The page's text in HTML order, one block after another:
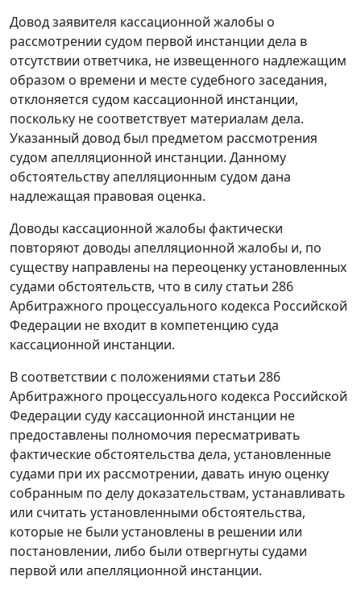
Довод заявителя кассационной жалобы о
рассмотрении судом первой инстанции дела в
отсутствии ответчика, не извещенного надлежащим
образом о времени и месте судебного заседания,
отклоняется судом кассационной инстанции,
поскольку не соответствует материалам дела.
Указанный довод был предметом рассмотрения
судом апелляционной инстанции. Данному
обстоятельству апелляционным судом дана
надлежащая правовая оценка.
Доводы кассационной жалобы фактически
повторяют доводы апелляционной жалобы и, по
существу направлены на переоценку установленных
судами обстоятельств, что в силу статьи 286
Арбитражного процессуального кодекса Российской
Федерации не входит в компетенцию суда
кассационной инстанции.
В соответствии с положениями статьи 286
Арбитражного процессуального кодекса Российской
Федерации суду кассационной инстанции не
предоставлены полномочия пересматривать
фактические обстоятельства дела, установленные
судами при их рассмотрении, давать иную оценку
собранным по делу доказательствам, устанавливать
или считать установленными обстоятельства,
которые не были установлены в решении или
постановлении, либо были отвергнуты судами
первой или апелляционной инстанции.